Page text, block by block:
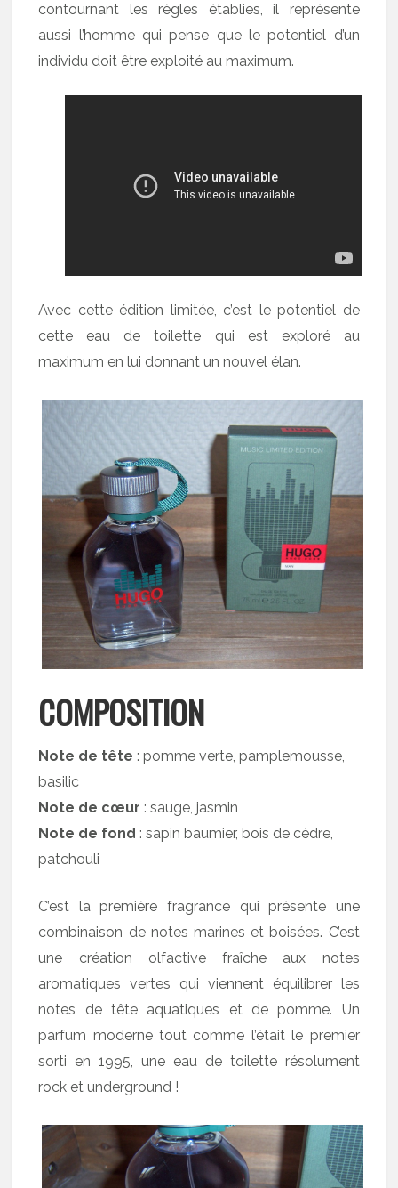
contournant les règles établies, il représente
aussi l’homme qui pense que le potentiel d’un
individu doit être exploité au maximum.
Avec cette édition limitée, c’est le potentiel de
cette eau de toilette qui est exploré au
maximum en lui donnant un nouvel élan.
COMPOSITION
Note de tête : pomme verte, pamplemousse,
basilic
Note de cœur : sauge, jasmin
Note de fond : sapin baumier, bois de cèdre,
patchouli
C’est la première fragrance qui présente une
combinaison de notes marines et boisées. C’est
une création olfactive fraîche aux notes
aromatiques vertes qui viennent équilibrer les
notes de tête aquatiques et de pomme. Un
parfum moderne tout comme l’était le premier
sorti en 1995, une eau de toilette résolument
rock et underground !